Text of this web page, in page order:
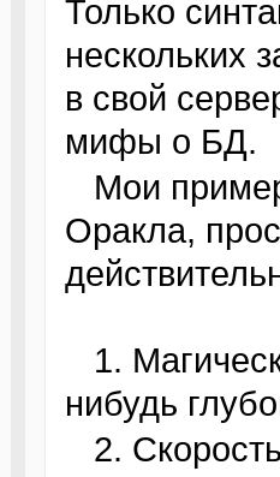
Только
нескольких
в свой
мифы о БД.
Мои примеры написаны и проверены для
Оракла,
1. Магический параметр «fast = true» где-
нибудь
2. Скорость работы запроса оценивается по